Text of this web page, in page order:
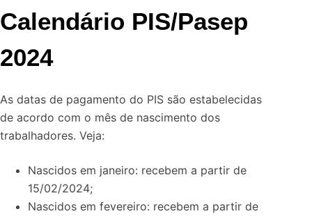
Calendário PIS/Pasep
2024
As datas de pagamento do PIS são estabelecidas
de acordo com o mês de nascimento dos
trabalhadores. Veja:
Nascidos em janeiro: recebem a partir de
15/02/2024;
Nascidos em fevereiro: recebem a partir de